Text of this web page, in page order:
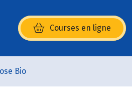
Courses en ligne
(s’ouvre dans une nouvelle
Bio